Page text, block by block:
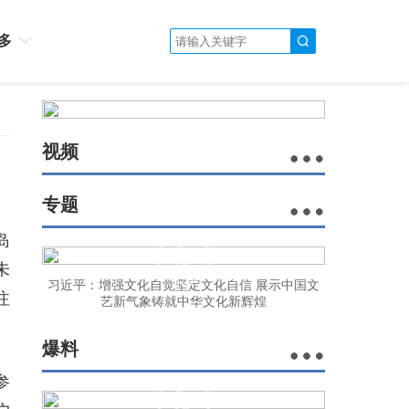
视频
专题
习近平：增强文化自觉坚定文化自信 展示中国文
艺新气象铸就中华文化新辉煌
爆料